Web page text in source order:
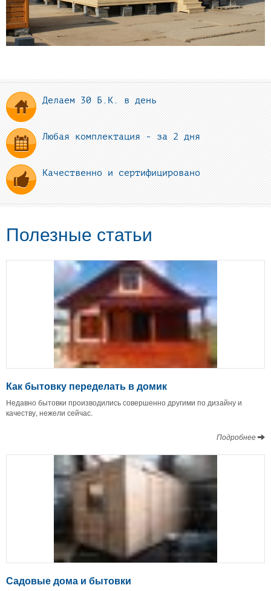
Делаем 30 Б.К. в день
Любая комплектация - за 2 дня
Качественно и сертифицировано
Полезные статьи
Как бытовку переделать в домик
Недавно бытовки производились совершенно другими по дизайну и
качеству, нежели сейчас.
Подробнее
Садовые дома и бытовки